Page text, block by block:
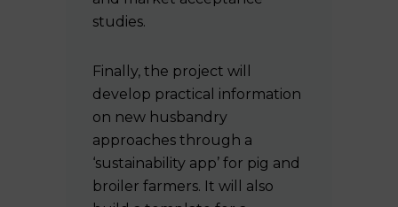
studies.
Finally, the project will
develop practical information
on new husbandry
approaches through a
‘sustainability app’ for pig and
broiler farmers. It will also